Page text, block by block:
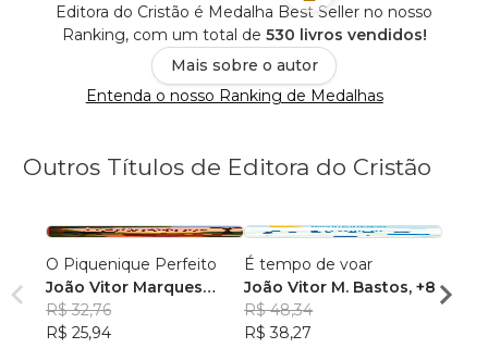
Editora do Cristão é Medalha Best Seller no nosso
Ranking, com um total de 530 livros vendidos!
Mais sobre o autor
Entenda o nosso Ranking de Medalhas
Outros Títulos de Editora do Cristão
O Piquenique Perfeito
João Vitor Marques
Bastos
R$ 32,76
R$ 25,94
É tempo de voar
João Vitor M. Bastos, +8
R$ 48,34
R$ 38,27
R$